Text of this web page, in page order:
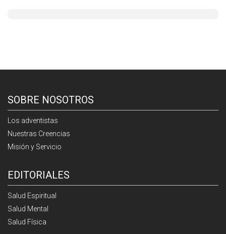
SOBRE NOSOTROS
Los adventistas
Nuestras Creencias
Misión y Servicio
EDITORIALES
Salud Espiritual
Salud Mental
Salud Física